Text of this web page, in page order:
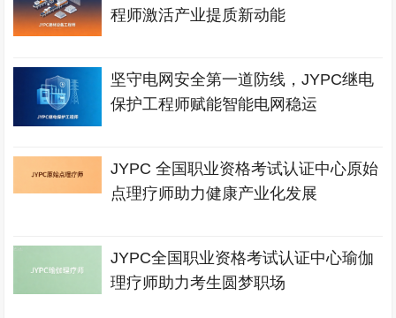
程师激活产业提质新动能
坚守电网安全第一道防线，JYPC继电
保护工程师赋能智能电网稳运
JYPC 全国职业资格考试认证中心原始
点理疗师助力健康产业化发展
JYPC全国职业资格考试认证中心瑜伽
理疗师助力考生圆梦职场